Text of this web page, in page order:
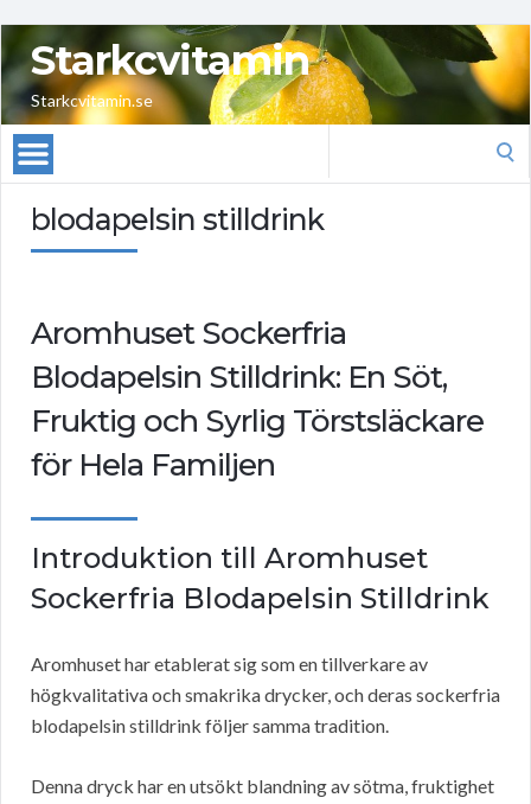
Starkcvitamin
Starkcvitamin.se
blodapelsin stilldrink
Aromhuset Sockerfria
Blodapelsin Stilldrink: En Söt,
Fruktig och Syrlig Törstsläckare
för Hela Familjen
Introduktion till Aromhuset
Sockerfria Blodapelsin Stilldrink
Aromhuset har etablerat sig som en tillverkare av
högkvalitativa och smakrika drycker, och deras sockerfria
blodapelsin stilldrink följer samma tradition.
Denna dryck har en utsökt blandning av sötma, fruktighet